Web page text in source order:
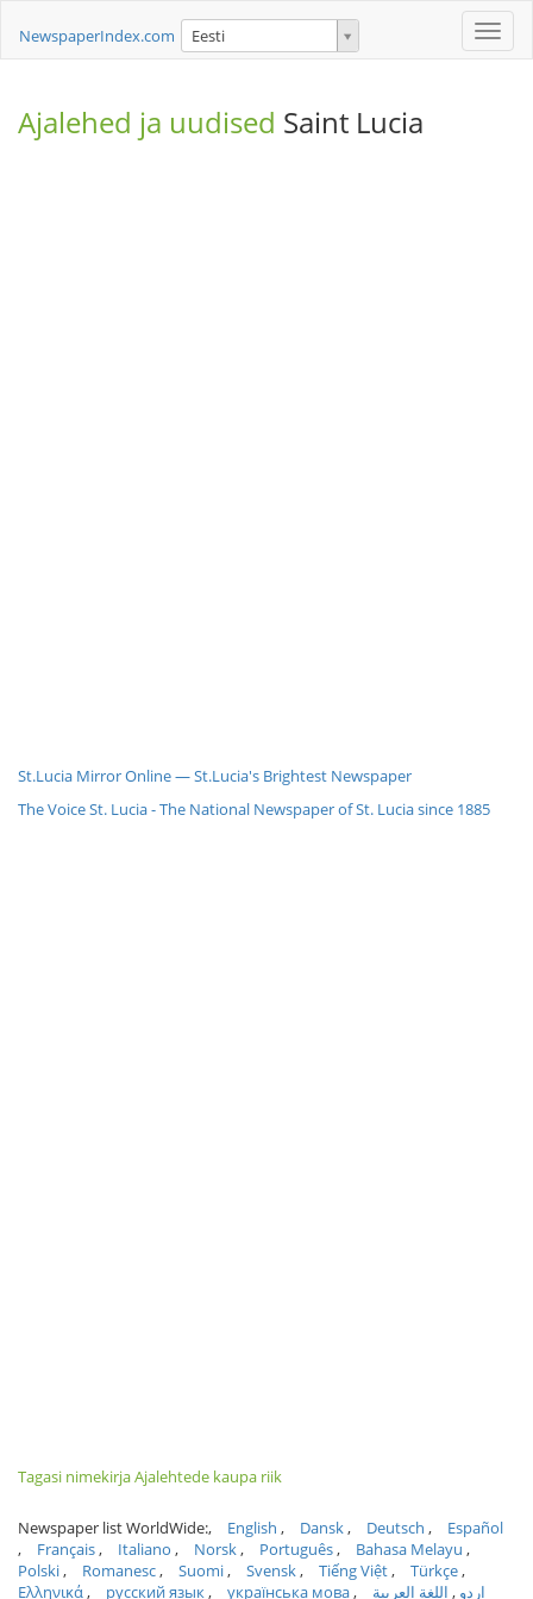
Toggle
NewspaperIndex.com Eesti
Ajalehed ja uudised Saint Lucia
St.Lucia Mirror Online — St.Lucia's Brightest Newspaper
The Voice St. Lucia - The National Newspaper of St. Lucia since 1885
Tagasi nimekirja Ajalehtede kaupa riik
Newspaper list WorldWide: English Dansk Deutsch
Español
Français
Italiano Norsk Português
Bahasa Melayu
Polski
Romanesc Suomi Svensk Tiếng Việt
Türkçe
Ελληνικά
русский язык українська мова اردو اللغة العربية